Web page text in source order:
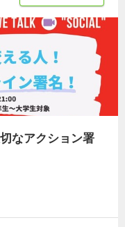
なアクション署